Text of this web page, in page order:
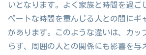
いとなります。よく家族と時間を過ご
ベートな時間を重んじる人との間にギ
があります。このような違いは、カッ
らず、周囲の人との関係にも影響を与